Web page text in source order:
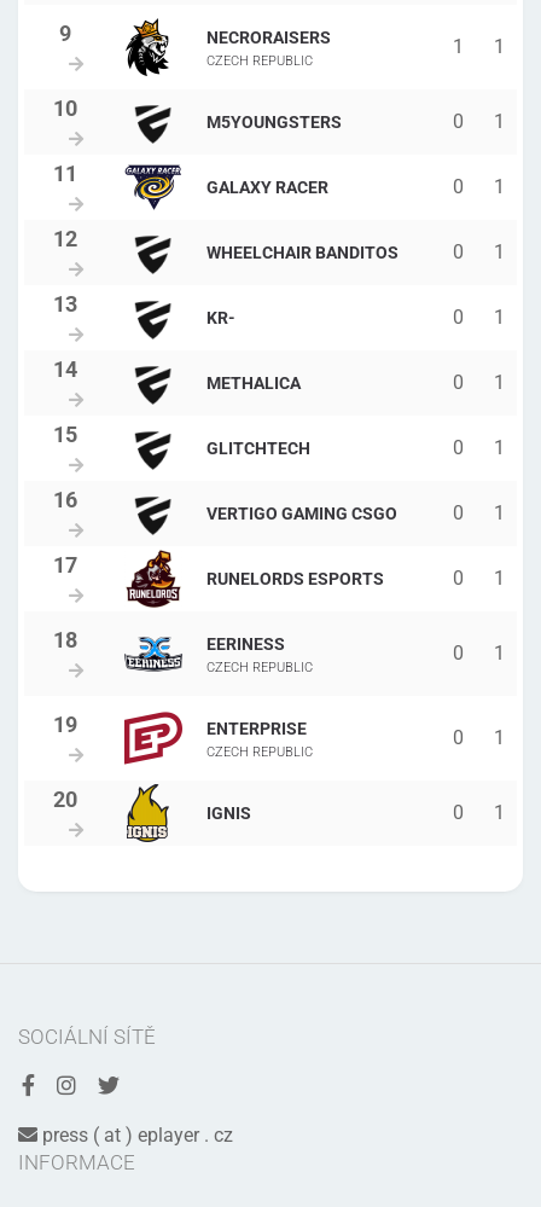
NECRORAISERS
CZECH REPUBLIC
1 1
M5YOUNGSTERS 0 1
GALAXY RACER 0 1
WHEELCHAIR BANDITOS 0 1
KR- 0 1
METHALICA 0 1
GLITCHTECH 0 1
VERTIGO GAMING CSGO 0 1
RUNELORDS ESPORTS 0 1
EERINESS
CZECH REPUBLIC
0 1
ENTERPRISE
CZECH REPUBLIC
0 1
IGNIS 0 1
SOCIÁLNÍ SÍTĚ
press ( at ) eplayer . cz
INFORMACE